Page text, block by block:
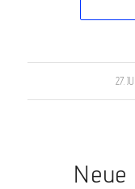
27.
/